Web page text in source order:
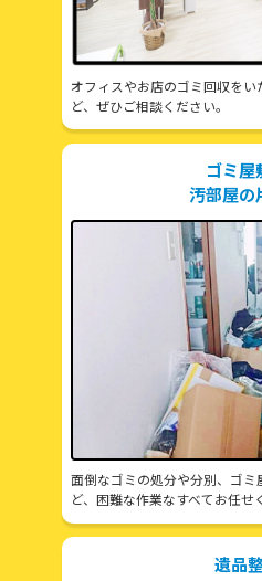
オフィスやお店のゴミ回収を
ど、ぜひご相談ください。
ゴミ屋
汚部屋の
面倒なゴミの処分や分別、ゴ
ど、困難な作業なすべてお任せ
遺品